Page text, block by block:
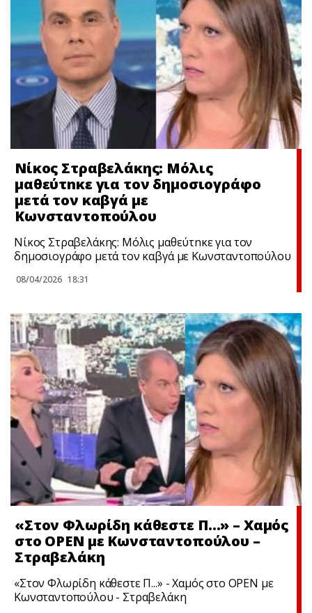
Νίκος Στραβελάκης: Μόλις
μαθεύτnκε για τον δημοσιογράφο
μετά τον καβγά με
Κωνσταντοπούλου
Νίκος Στραβελάκης: Μόλις μαθεύτnκε για τον
δημοσιογράφο μετά τον καβγά με Κωνσταντοπούλου
08/04/2026 18:31
«Στον Φλωρίδη κάθεστε Π…» – Χαμός
στο OPEN με Κωνσταντοπούλου –
Στραβελάκη
«Στον Φλωρίδη κάθεστε Π...» - Χαμός στο OPEN με
Κωνσταντοπούλου - Στραβελάκη